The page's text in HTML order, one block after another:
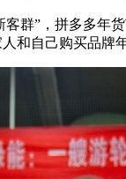
群”，拼多多
和自己购买品牌年